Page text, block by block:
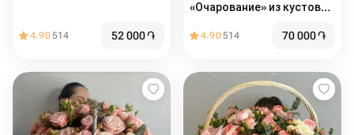
4.90514 52 000֏
«Очарование» из кустовых
4.90514 70 000֏